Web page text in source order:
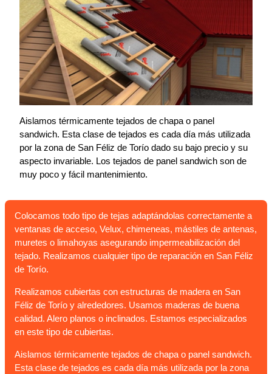
Aislamos térmicamente tejados de chapa o panel
sandwich. Esta clase de tejados es cada día más utilizada
por la zona de San Féliz de Torío dado su bajo precio y su
aspecto invariable. Los tejados de panel sandwich son de
muy poco y fácil mantenimiento.
Colocamos todo tipo de tejas adaptándolas correctamente a
ventanas de acceso, Velux, chimeneas, mástiles de antenas,
muretes o limahoyas asegurando impermeabilización del
tejado. Realizamos cualquier tipo de reparación en San Féliz
de Torío.
Realizamos cubiertas con estructuras de madera en San
Féliz de Torío y alrededores. Usamos maderas de buena
calidad. Alero planos o inclinados. Estamos especializados
en este tipo de cubiertas.
Aislamos térmicamente tejados de chapa o panel sandwich.
Esta clase de tejados es cada día más utilizada por la zona